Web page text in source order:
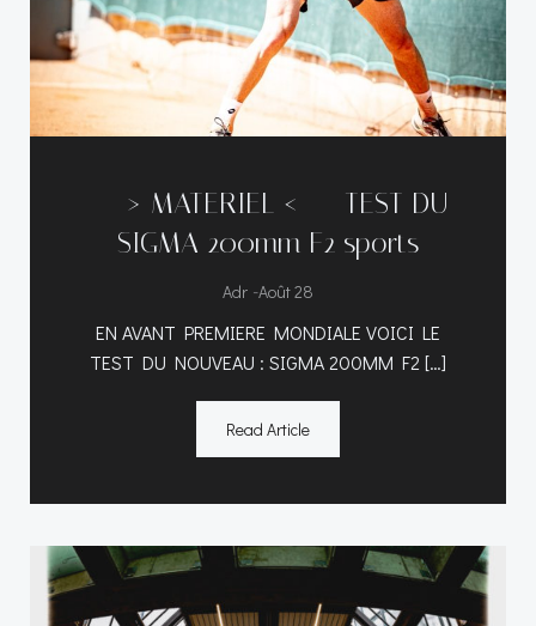
—–> MATERIEL <—– TEST DU
SIGMA 200mm F2 sports
Adr -Août 28
EN AVANT PREMIERE MONDIALE VOICI LE
TEST DU NOUVEAU : SIGMA 200MM F2 […]
Read Article